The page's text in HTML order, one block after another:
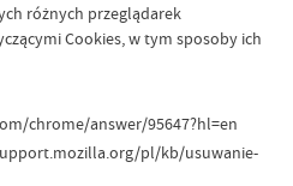
różnych przeglądarek
Cookies, w tym sposoby ich
chrome/answer/95647?hl=en
pl/kb/usuwanie-